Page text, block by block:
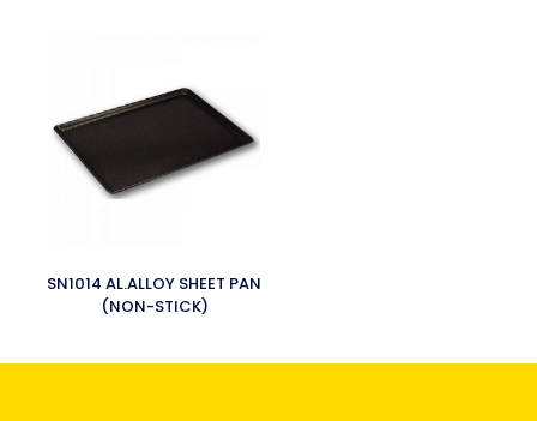
SN1014 AL.ALLOY SHEET PAN
(NON-STICK)